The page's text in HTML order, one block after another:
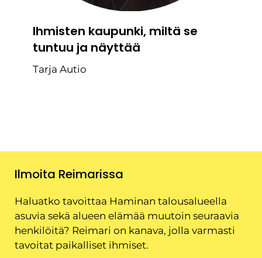
Ihmisten kaupunki, miltä se
tuntuu ja näyttää
Tarja Autio
Ilmoita Reimarissa
Haluatko tavoittaa Haminan talousalueella
asuvia sekä alueen elämää muutoin seuraavia
henkilöitä? Reimari on kanava, jolla varmasti
tavoitat paikalliset ihmiset.